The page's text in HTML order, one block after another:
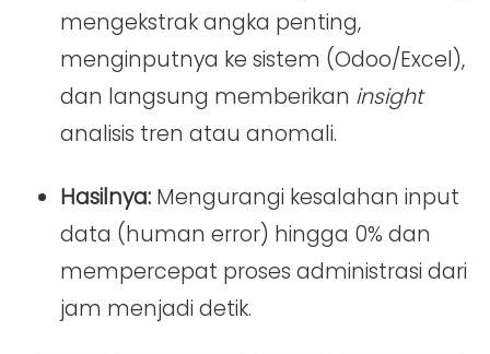
mengekstrak angka penting,
menginputnya ke sistem (Odoo/Excel),
dan langsung memberikan insight
analisis tren atau anomali.
Hasilnya: Mengurangi kesalahan input
data (human error) hingga 0% dan
mempercepat proses administrasi dari
jam menjadi detik.